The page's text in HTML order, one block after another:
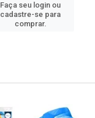
Faça seu login ou
cadastre-se para
comprar.